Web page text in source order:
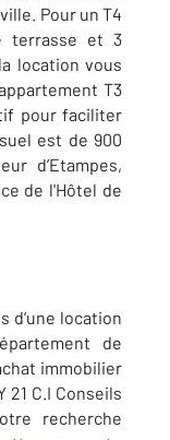
Pour un T4
terrasse et 3
location vous
T3
pour faciliter
est de 900
d’Etampes,
de l'Hôtel de
d’une location
de
immobilier
21 C.I Conseils
recherche